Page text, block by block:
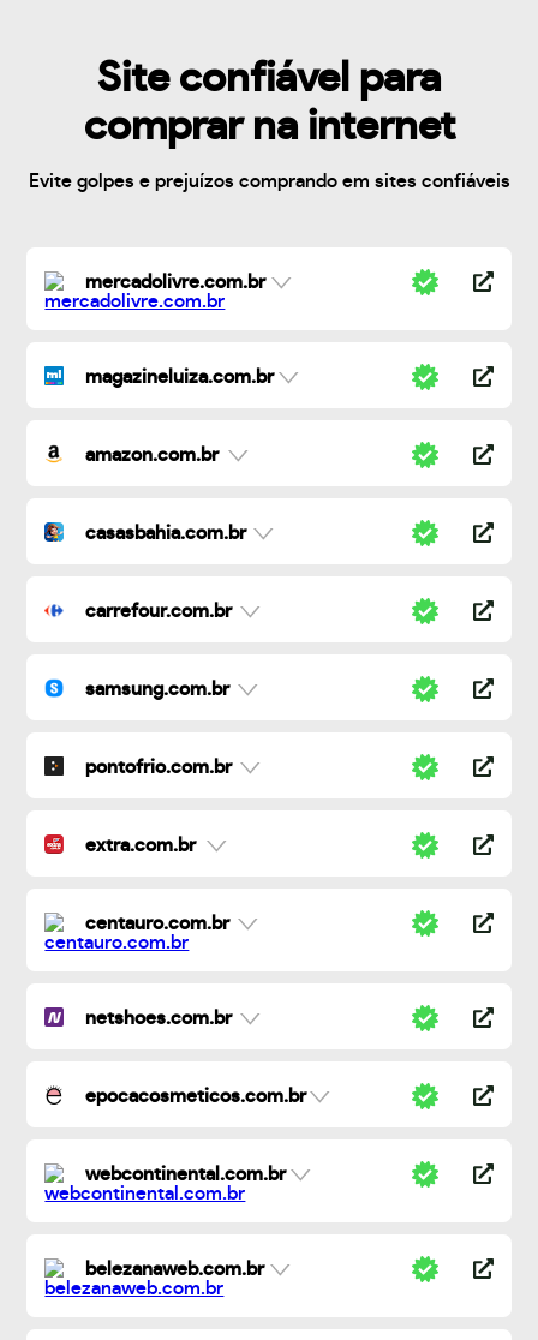
Site confiável para
comprar na internet
Evite golpes e prejuízos comprando em sites confiáveis
mercadolivre.com.br
magazineluiza.com.br
amazon.com.br
casasbahia.com.br
carrefour.com.br
samsung.com.br
pontofrio.com.br
extra.com.br
centauro.com.br
netshoes.com.br
epocacosmeticos.com.br
webcontinental.com.br
belezanaweb.com.br